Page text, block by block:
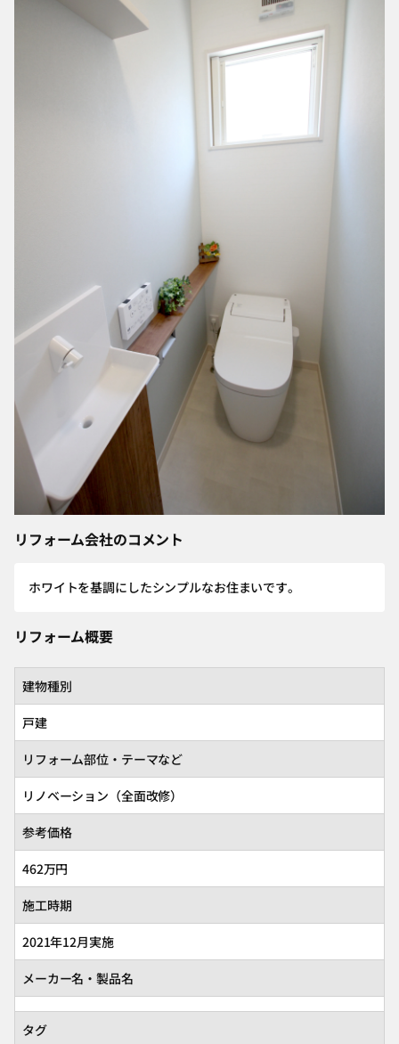
リフォーム会社のコメント
ホワイトを基調にしたシンプルなお住まいです。
リフォーム概要
建物種別
戸建
リフォーム部位・テーマなど
リノベーション（全面改修）
参考価格
462万円
施工時期
2021年12月実施
メーカー名・製品名
タグ